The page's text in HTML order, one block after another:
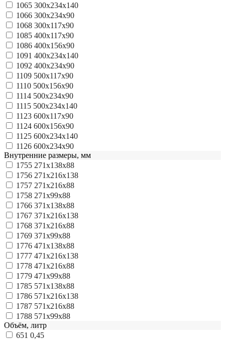
1065 300x234x140
1066 300x234x90
1068 300х117х90
1085 400x117x90
1086 400x156x90
1091 400x234x140
1092 400x234x90
1109 500x117x90
1110 500x156x90
1114 500x234x90
1115 500x234х140
1123 600x117x90
1124 600x156x90
1125 600x234x140
1126 600x234x90
Внутренние размеры, мм
1755 271x138x88
1756 271x216x138
1757 271x216x88
1758 271х99х88
1766 371x138x88
1767 371x216x138
1768 371х216х88
1769 371х99х88
1776 471x138x88
1777 471x216x138
1778 471x216x88
1779 471х99х88
1785 571x138x88
1786 571x216x138
1787 571x216x88
1788 571х99х88
Объём, литр
651 0,45